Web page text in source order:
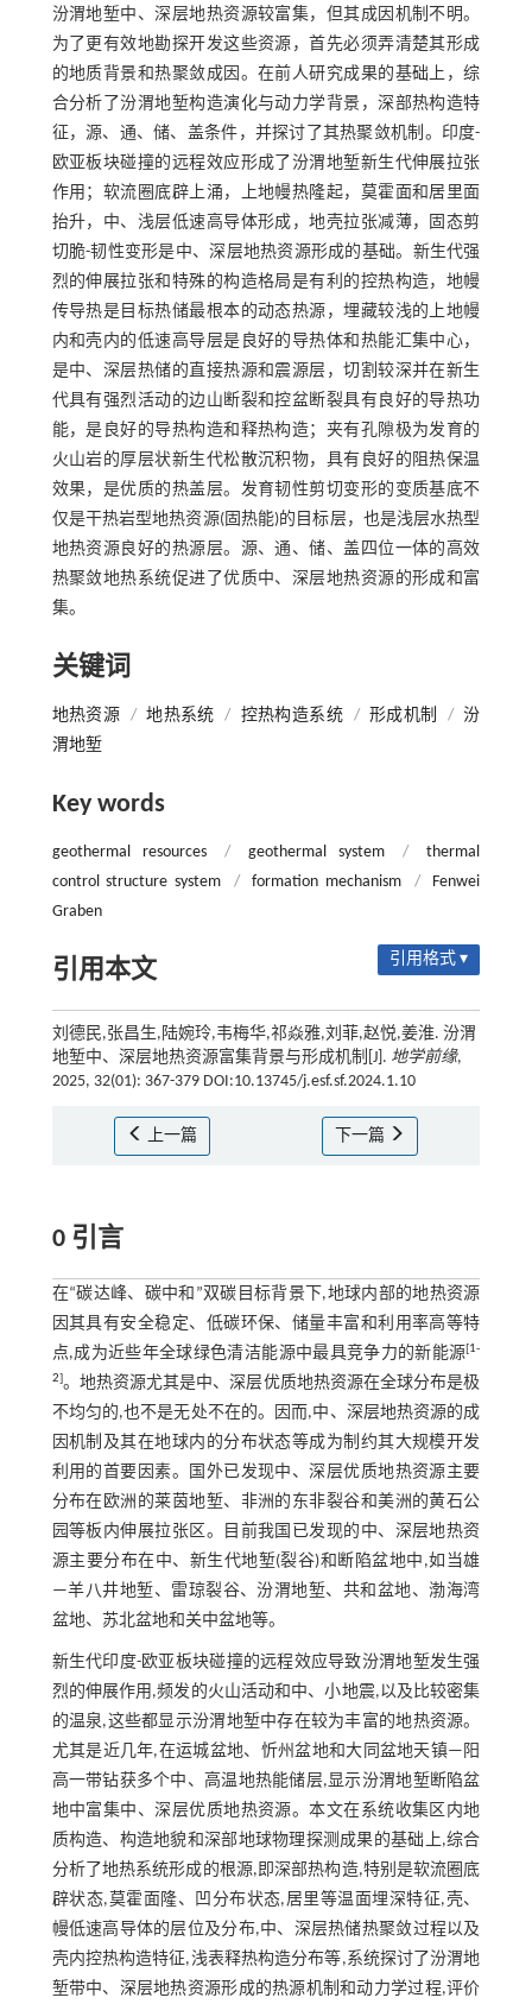
汾渭地堑中、深层地热资源较富集，但其成因机制不明。
为了更有效地勘探开发这些资源，首先必须弄清楚其形成
的地质背景和热聚敛成因。在前人研究成果的基础上，综
合分析了汾渭地堑构造演化与动力学背景，深部热构造特
征，源、通、储、盖条件，并探讨了其热聚敛机制。印度-
欧亚板块碰撞的远程效应形成了汾渭地堑新生代伸展拉张
作用；软流圈底辟上涌，上地幔热隆起，莫霍面和居里面
抬升，中、浅层低速高导体形成，地壳拉张减薄，固态剪
切脆-韧性变形是中、深层地热资源形成的基础。新生代强
烈的伸展拉张和特殊的构造格局是有利的控热构造，地幔
传导热是目标热储最根本的动态热源，埋藏较浅的上地幔
内和壳内的低速高导层是良好的导热体和热能汇集中心，
是中、深层热储的直接热源和震源层，切割较深并在新生
代具有强烈活动的边山断裂和控盆断裂具有良好的导热功
能，是良好的导热构造和释热构造；夹有孔隙极为发育的
火山岩的厚层状新生代松散沉积物，具有良好的阻热保温
效果，是优质的热盖层。发育韧性剪切变形的变质基底不
仅是干热岩型地热资源(固热能)的目标层，也是浅层水热型
地热资源良好的热源层。源、通、储、盖四位一体的高效
热聚敛地热系统促进了优质中、深层地热资源的形成和富
集。
关键词
地热资源 / 地热系统 / 控热构造系统 / 形成机制 / 汾
渭地堑
Key words
geothermal resources / geothermal system /
thermal
control structure system
/ formation mechanism /
Fenwei
Graben
引用本文 引用格式 ▾
刘德民,张昌生,陆婉玲,韦梅华,祁焱雅,刘菲,赵悦,姜淮. 汾渭
地堑中、深层地热资源富集背景与形成机制[J]. 地学前缘,
2025, 32(01): 367-379 DOI:10.13745/j.esf.sf.2024.1.10
上一篇 下一篇
0 引言
在“碳达峰、碳中和”双碳目标背景下,地球内部的地热资源
因其具有安全稳定、低碳环保、储量丰富和利用率高等特
点,成为近些年全球绿色清洁能源中最具竞争力的新能源[1-
2]。地热资源尤其是中、深层优质地热资源在全球分布是极
不均匀的,也不是无处不在的。因而,中、深层地热资源的成
因机制及其在地球内的分布状态等成为制约其大规模开发
利用的首要因素。国外已发现中、深层优质地热资源主要
分布在欧洲的莱茵地堑、非洲的东非裂谷和美洲的黄石公
园等板内伸展拉张区。目前我国已发现的中、深层地热资
源主要分布在中、新生代地堑(裂谷)和断陷盆地中,如当雄
—羊八井地堑、雷琼裂谷、汾渭地堑、共和盆地、渤海湾
盆地、苏北盆地和关中盆地等。
新生代印度-欧亚板块碰撞的远程效应导致汾渭地堑发生强
烈的伸展作用,频发的火山活动和中、小地震,以及比较密集
的温泉,这些都显示汾渭地堑中存在较为丰富的地热资源。
尤其是近几年,在运城盆地、忻州盆地和大同盆地天镇—阳
高一带钻获多个中、高温地热能储层,显示汾渭地堑断陷盆
地中富集中、深层优质地热资源。本文在系统收集区内地
质构造、构造地貌和深部地球物理探测成果的基础上,综合
分析了地热系统形成的根源,即深部热构造,特别是软流圈底
辟状态,莫霍面隆、凹分布状态,居里等温面埋深特征,壳、
幔低速高导体的层位及分布,中、深层热储热聚敛过程以及
壳内控热构造特征,浅表释热构造分布等,系统探讨了汾渭地
堑带中、深层地热资源形成的热源机制和动力学过程,评价